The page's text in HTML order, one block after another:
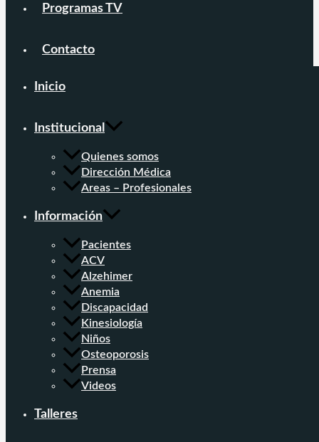
Programas TV
Contacto
Inicio
Institucional
Quienes somos
Dirección Médica
Areas – Profesionales
Información
Pacientes
ACV
Alzehimer
Anemia
Discapacidad
Kinesiología
Niños
Osteoporosis
Prensa
Videos
Talleres